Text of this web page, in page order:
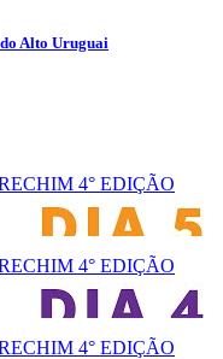
Alto Uruguai
4° EDIÇÃO
4° EDIÇÃO
4° EDIÇÃO